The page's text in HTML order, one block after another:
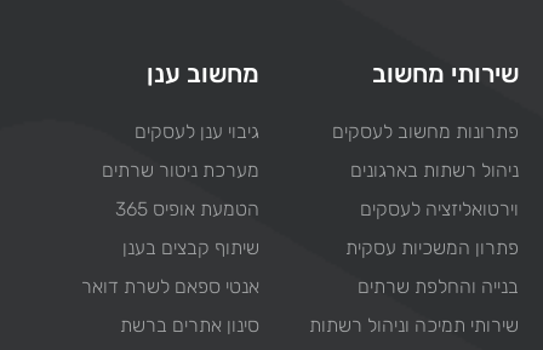
שירותי מחשוב
פתרונות מחשוב לעסקים
ניהול רשתות בארגונים
וירטואליזציה לעסקים
פתרון המשכיות עסקית
בנייה והחלפת שרתים
שירותי תמיכה וניהול רשתות
מחשוב ענן
גיבוי ענן לעסקים
מערכת ניטור שרתים
הטמעת אופיס 365
שיתוף קבצים בענן
אנטי ספאם לשרת דואר
סינון אתרים ברשת